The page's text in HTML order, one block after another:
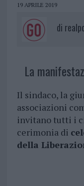
19 APRILE 2019
di
La
Il sindaco, la
associazioni
invitano tutti i
cerimonia di
della